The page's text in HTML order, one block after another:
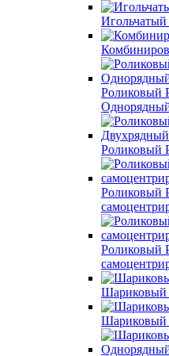
Роликовый
Роликовый
Роликовый
Роликовый
Шариковый
Шариковый